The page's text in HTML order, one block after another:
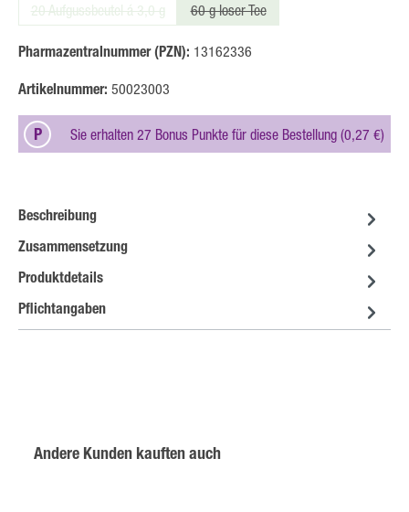
20 Aufgussbeutel á 3,0 g
(Diese Option ist zurzeit nicht verfügbar.)
60 g loser Tee
(Diese Option ist zurzeit nicht
Pharmazentralnummer (PZN): 13162336
Artikelnummer: 50023003
P Sie erhalten 27 Bonus Punkte für diese Bestellung (0,27 €)
Beschreibung
Zusammensetzung
Produktdetails
Pflichtangaben
Produktgalerie überspringen
Andere Kunden kauften auch